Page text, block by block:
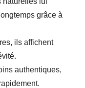
grâce à
ils affichent
authentiques,